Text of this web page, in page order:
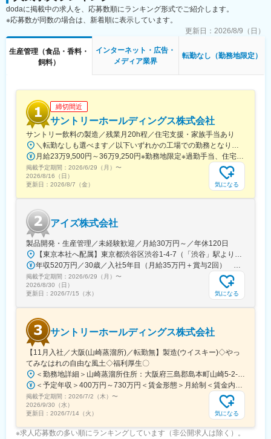
■品質管理・検品業務
■メンバーのマネジメントおよび育成
■正確性を重視し、複数案件を着実に推進できる方
■責任感を持ち、納期から逆算した進行管理ができる方
■商品点数が多く、1商品あたり発注～納品まで約2ヶ月とスピー
【当社について】2012年に設立して以来、私たちは、新しいキャ
ラクターや商品をどんどん発信するだけではなく、ファンの方の
満足感も大切にすることをモットーとしています。ファンの方の
気持ちを第一にしたものづくりで、これからもニーズに応え続け
ていきます。
変更の範囲：会社の定める業務
dodaに掲載中の求人を、応募数順にランキング形式でご紹介します。
※応募数が同数の場合は、新着順に表示しています。
更新日： 2026/8/9（日）
生産管理（食品・香料・
飼料）
インターネット・広告・
メディア業界
転勤なし（勤務地限定）
締切間近
サントリーホールディングス株式会社
サントリー飲料の製造／残業月20h程／住宅支援・家族手当あり
＼転勤なしも選べます／以下いずれかの工場での勤務となります。※勤務する工場によりマイカー通勤OK※勤務地限定採用（転勤なし／「勤務地非限定」への転換も可能※規定あり）※受動喫煙対策あり■酒類工場の勤務地・武蔵野ビール工場（東京）・白州蒸溜所（山梨）・山崎蒸溜所（大阪）・栃木梓の森工場（栃木）・大阪工場（大阪）※酒類工場の採用は、サントリーホールディングス株式会社で採用後、サントリー株式会社へ在籍出向（酒類工場勤務）となります。■食品工場の勤務地・榛名工場（群馬）・多摩川工場（東京）・天然水北アルプス信濃の森工場（長野）・木曽川工場（愛知）・京都城陽工場（京都）・高砂工場（兵庫）・天然水奥大山ブナの森工場（鳥取）※食品工場の採用は、サントリーホールディングス株式会社で採用後、サントリービバレッジ＆フード株式会社に転籍し、サントリープロダクツ株式会社へ転籍出向（食品工場勤務）となります。
月給23万9,500円～36万9,250円※勤務地限定※過勤手当、住宅支援等は除く
掲載予定期間： 2026/6/29（月） 〜
2026/8/16（日）
更新日： 2026/8/7（金） 気になる
アイズ株式会社
製品開発・生産管理／未経験歓迎／月給30万円～／年休120日
【東京本社へ配属】東京都渋谷区渋谷1-4-7（「渋谷」駅より徒歩7分）＜受動喫煙対策あり：屋内原則禁煙＞
年収520万円／30歳／入社5年目（月給35万円＋賞与2回） 年収450万円／26歳／入社1年目（月給30万円＋賞与2回）
掲載予定期間： 2026/6/29（月） 〜
2026/8/30（日）
更新日： 2026/7/15（水） 気になる
サントリーホールディングス株式会社
【11月入社／大阪(山崎蒸溜所)／転勤無】製造(ウイスキー)◇やっ
てみなはれの自由な風土◇福利厚生〇
＜勤務地詳細＞山崎蒸溜所住所：大阪府三島郡島本町山崎5-2-1 勤務地最寄駅：JR線／山崎駅受動喫煙対策：敷地内全面禁煙変更の範囲：会社の定める事業所
＜予定年収＞400万円～730万円＜賃金形態＞月給制＜賃金内訳＞月額（基本給）：239,500円～369,250円＜月給＞239,500円～369,250円＜昇給有無＞有＜残業手当＞有＜給与補足＞※上記想定年収には時間外手当20時間分を含みます※夜勤、交代勤務手当・住宅手当別途あり■昇給：年１回（4月）■賞与：年２回（7月・12月）賃金はあくまでも目安の金額であり、選考を通じて上下する可能性があります。月給(月額)は固定手当を含めた表記です。
掲載予定期間： 2026/7/2（木） 〜
2026/9/30（水）
更新日： 2026/7/14（火） 気になる
※求人応募数の多い順にランキングしています（非公開求人は除く）。